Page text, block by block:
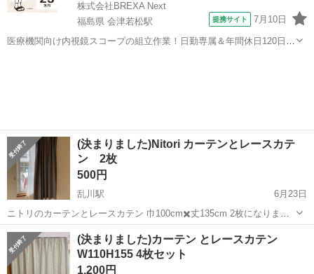
株式会社BREXA Next
福島県 会津若松駅
提携サイト 7月10日
医療機関向け内視鏡スコープの組立作業！日勤専属＆年間休日120日
(決まりました)Nitori カーテンとレースカテ
ン 2枚
500円
乱川駅
6月23日
ニトリのカーテンとレースカテン 巾100cm✖️丈135cm 2枚になりま
す。 家が建つまでの間アパートで 半年ほど使っていましたが 目立つ
ほつれや色あせはありません。 あくまでも中古品ですので ご理解のほ
どご購入ください。
山形 天童市 乱川駅 カーテン、ブラインド
(決まりました)カーテン とレースカテン
W110H155 4枚セット
1,200円